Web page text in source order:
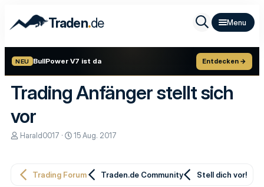
Traden.de
NEU BullPower V7 ist da Entdecken →
Trading Anfänger stellt sich
vor
E
e
Harald0017
E
e
15 Aug. 2017
Trading Forum Traden.de Community Stell dich vor!